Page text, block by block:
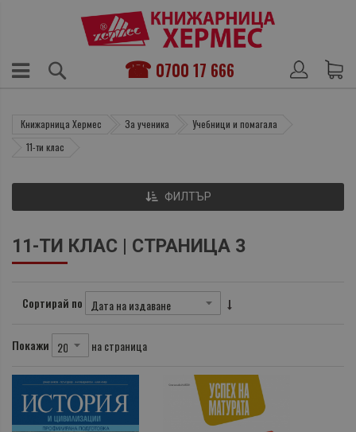
0700 17 666
Книжарница Хермес За ученика
Учебници и помагала
11-ти клас
11-ТИ КЛАС | СТРАНИЦА 3
Сортирай по
Покажи на страница
ФИЛТЪР